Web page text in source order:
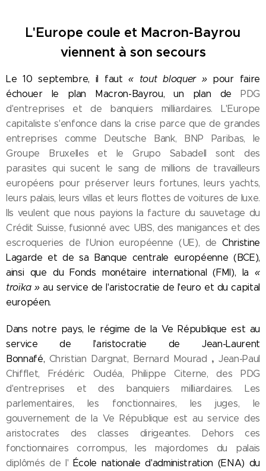
L'Europe coule et Macron-Bayrou
viennent à son secours
Le 10 septembre, il faut« tout bloquer »pour faire
échouer le plan Macron-Bayrou, un plan de PDG
d'entreprises et de banquiers milliardaires. L'Europe
capitaliste s'enfonce dans la crise parce que de grandes
entreprises comme Deutsche Bank, BNP Paribas, le
Groupe Bruxelles et le Grupo Sabadell sont des
parasites qui sucent le sang de millions de travailleurs
européens pour préserver leurs fortunes, leurs yachts,
leurs palais, leurs villas et leurs flottes de voitures de luxe.
Ils veulent que nous payions la facture du sauvetage du
Crédit Suisse, fusionné avec UBS, des manigances et des
escroqueries de l'Union européenne (UE), de Christine
Lagarde et de sa Banque centrale européenne (BCE),
ainsi que du Fonds monétaire international (FMI), la «
troïka » au service de l'aristocratie de l'euro et du capital
européen.
Dans notre pays, le régime de la Ve République est au
service de l'aristocratie de Jean-Laurent
Bonnafé, Christian Dargnat, Bernard Mourad , Jean-Paul
Chifflet, Frédéric Oudéa, Philippe Citerne, des PDG
d'entreprises et des banquiers milliardaires. Les
parlementaires, les fonctionnaires, les juges, le
gouvernement de la Ve République est au service des
aristocrates des classes dirigeantes. Dehors ces
fonctionnaires corrompus, les majordomes du palais
diplômés de l' École nationale d'administration (ENA) du